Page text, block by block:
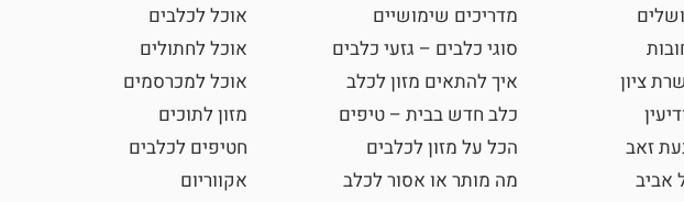
ציון
זאב
אביב
מדריכים שימושיים
סוגי כלבים – גזעי כלבים
איך להתאים מזון לכלב
כלב חדש בבית – טיפים
הכל על מזון לכלבים
מה מותר או אסור לכלב
אוכל לכלבים
אוכל לחתולים
אוכל למכרסמים
מזון לתוכים
חטיפים לכלבים
אקווריום